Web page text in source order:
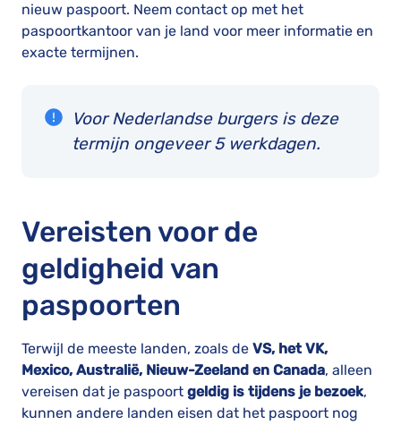
nieuw paspoort. Neem contact op met het
paspoortkantoor van je land voor meer informatie en
exacte termijnen.
Voor Nederlandse burgers is deze
termijn ongeveer 5 werkdagen.
Vereisten voor de
geldigheid van
paspoorten
Terwijl de meeste landen, zoals de VS, het VK,
Mexico, Australië, Nieuw-Zeeland en Canada, alleen
vereisen dat je paspoort geldig is tijdens je bezoek,
kunnen andere landen eisen dat het paspoort nog